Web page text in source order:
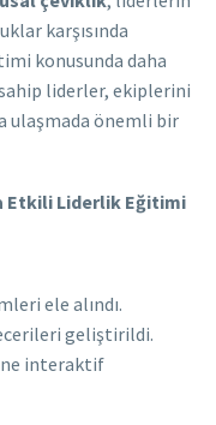
karşısında
konusunda daha
sahip liderler, ekiplerini
ulaşmada önemli bir
Etkili Liderlik Eğitimi
ele alındı.
geliştirildi.
interaktif